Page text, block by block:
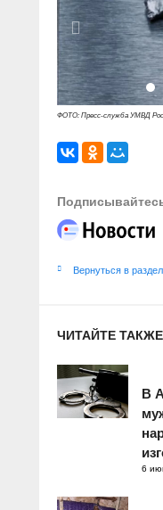
ФОТО: Пресс-служба УМВД
Вернуться в раздел
ЧИТАЙТЕ ТАКЖЕ
В
6